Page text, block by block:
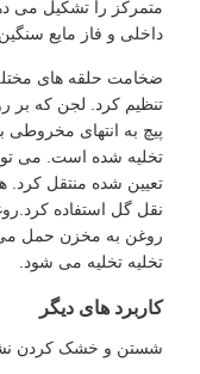
متمرکز را تشکیل می
داخلی و فاز مایع
ضخامت حلقه های
تنظیم کرد. لجن که بر
پیچ به انتهای مخروطی
تخلیه شده است. می
تعیین شده منتقل
نقل گل استفاده
روغن به مخزن حمل می
تخلیه تخلیه می شود.
کاربرد های دیگر
شستن و خشک کردن